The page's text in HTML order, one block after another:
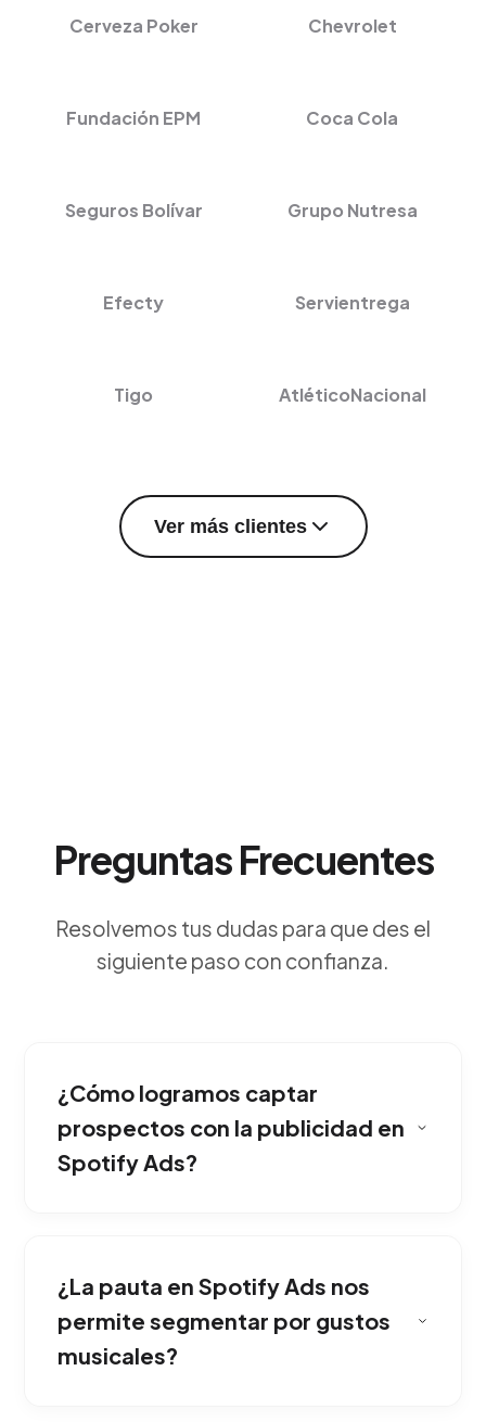
Cerveza Poker Chevrolet
Fundación EPM Coca Cola
Seguros Bolívar Grupo Nutresa
Efecty Servientrega
Tigo AtléticoNacional
Ver más clientes
Preguntas Frecuentes
Resolvemos tus dudas para que des el
siguiente paso con confianza.
¿Cómo logramos captar
prospectos con la publicidad en
Spotify Ads?
mientras el usuario escucha su música favorita,
logrando una retención superior sin
distracciones.
¿La pauta en Spotify Ads nos
permite segmentar por gustos
musicales?